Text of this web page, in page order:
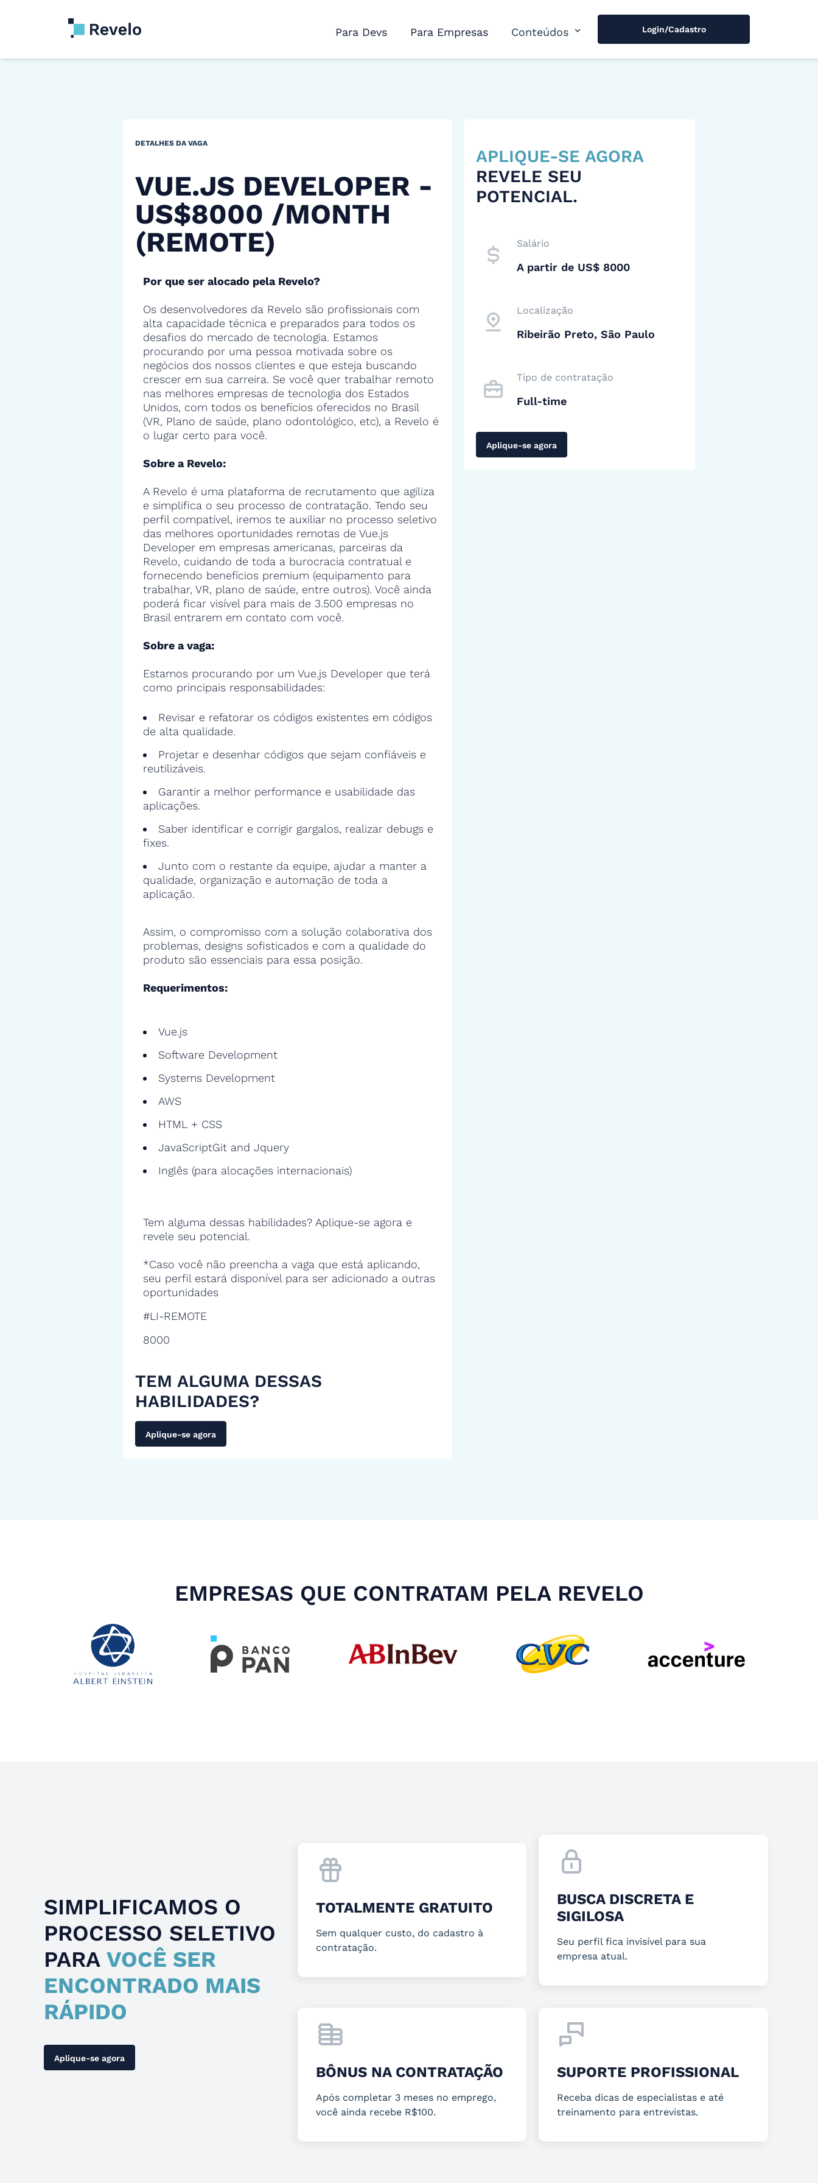
Para Devs Para Empresas Conteúdos expand_more Login/Cadastro
DETALHES DA VAGA
VUE.JS DEVELOPER -
US$8000 /MONTH
(REMOTE)
Por que ser alocado pela Revelo?
Os desenvolvedores da Revelo são profissionais com
alta capacidade técnica e preparados para todos os
desafios do mercado de tecnologia. Estamos
procurando por uma pessoa motivada sobre os
negócios dos nossos clientes e que esteja buscando
crescer em sua carreira. Se você quer trabalhar remoto
nas melhores empresas de tecnologia dos Estados
Unidos, com todos os benefícios oferecidos no Brasil
(VR, Plano de saúde, plano odontológico, etc), a Revelo é
o lugar certo para você.
Sobre a Revelo:
A Revelo é uma plataforma de recrutamento que agiliza
e simplifica o seu processo de contratação. Tendo seu
perfil compatível, iremos te auxiliar no processo seletivo
das melhores oportunidades remotas de Vue.js
Developer em empresas americanas, parceiras da
Revelo, cuidando de toda a burocracia contratual e
fornecendo benefícios premium (equipamento para
trabalhar, VR, plano de saúde, entre outros). Você ainda
poderá ficar visível para mais de 3.500 empresas no
Brasil entrarem em contato com você.
Sobre a vaga:
Estamos procurando por um Vue.js Developer que terá
como principais responsabilidades:
Revisar e refatorar os códigos existentes em códigos
de alta qualidade.
Projetar e desenhar códigos que sejam confiáveis e
reutilizáveis.
Garantir a melhor performance e usabilidade das
aplicações.
Saber identificar e corrigir gargalos, realizar debugs e
fixes.
Junto com o restante da equipe, ajudar a manter a
qualidade, organização e automação de toda a
aplicação.
Assim, o compromisso com a solução colaborativa dos
problemas, designs sofisticados e com a qualidade do
produto são essenciais para essa posição.
Requerimentos:
Vue.js
Software Development
Systems Development
AWS
HTML + CSS
JavaScriptGit and Jquery
Inglês (para alocações internacionais)
Tem alguma dessas habilidades? Aplique-se agora e
revele seu potencial.
*Caso você não preencha a vaga que está aplicando,
seu perfil estará disponível para ser adicionado a outras
oportunidades
#LI-REMOTE
8000
TEM ALGUMA DESSAS
HABILIDADES?
Aplique-se agora
APLIQUE-SE AGORA
REVELE SEU
POTENCIAL.
Salário
A partir de US$ 8000
Localização
Ribeirão Preto, São Paulo
Tipo de contratação
Full-time
Aplique-se agora
EMPRESAS QUE CONTRATAM PELA REVELO
SIMPLIFICAMOS O
PROCESSO SELETIVO
PARA VOCÊ SER
ENCONTRADO MAIS
RÁPIDO
Aplique-se agora
TOTALMENTE GRATUITO
Sem qualquer custo, do cadastro à
contratação.
BUSCA DISCRETA E
SIGILOSA
Seu perfil fica invisível para sua
empresa atual.
BÔNUS NA CONTRATAÇÃO
Após completar 3 meses no emprego,
você ainda recebe R$100.
SUPORTE PROFISSIONAL
Receba dicas de especialistas e até
treinamento para entrevistas.